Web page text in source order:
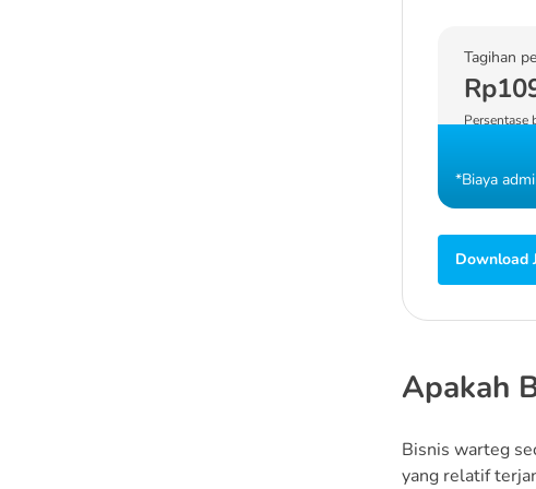
Tagihan
Persentase
*Biaya
Download
Apakah
Bisnis warteg
yang relatif